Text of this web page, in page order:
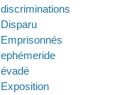
discriminations
Disparu
Emprisonnés
ephémeride
évadé
Exposition